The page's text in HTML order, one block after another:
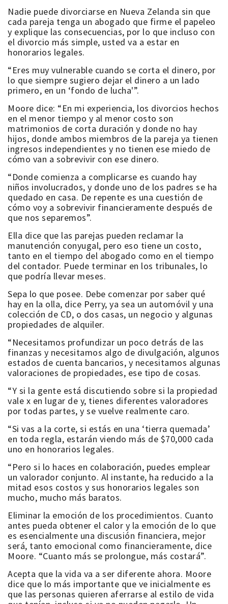
Nadie puede divorciarse en Nueva Zelanda sin que
cada pareja tenga un abogado que firme el papeleo
y explique las consecuencias, por lo que incluso con
el divorcio más simple, usted va a estar en
honorarios legales.
“Eres muy vulnerable cuando se corta el dinero, por
lo que siempre sugiero dejar el dinero a un lado
primero, en un ‘fondo de lucha'”.
Moore dice: “En mi experiencia, los divorcios hechos
en el menor tiempo y al menor costo son
matrimonios de corta duración y donde no hay
hijos, donde ambos miembros de la pareja ya tienen
ingresos independientes y no tienen ese miedo de
cómo van a sobrevivir con ese dinero.
“Donde comienza a complicarse es cuando hay
niños involucrados, y donde uno de los padres se ha
quedado en casa. De repente es una cuestión de
cómo voy a sobrevivir financieramente después de
que nos separemos”.
Ella dice que las parejas pueden reclamar la
manutención conyugal, pero eso tiene un costo,
tanto en el tiempo del abogado como en el tiempo
del contador. Puede terminar en los tribunales, lo
que podría llevar meses.
Sepa lo que posee. Debe comenzar por saber qué
hay en la olla, dice Perry, ya sea un automóvil y una
colección de CD, o dos casas, un negocio y algunas
propiedades de alquiler.
“Necesitamos profundizar un poco detrás de las
finanzas y necesitamos algo de divulgación, algunos
estados de cuenta bancarios, y necesitamos algunas
valoraciones de propiedades, ese tipo de cosas.
“Y si la gente está discutiendo sobre si la propiedad
vale x en lugar de y, tienes diferentes valoradores
por todas partes, y se vuelve realmente caro.
“Si vas a la corte, si estás en una ‘tierra quemada’
en toda regla, estarán viendo más de $70,000 cada
uno en honorarios legales.
“Pero si lo haces en colaboración, puedes emplear
un valorador conjunto. Al instante, ha reducido a la
mitad esos costos y sus honorarios legales son
mucho, mucho más baratos.
Eliminar la emoción de los procedimientos. Cuanto
antes pueda obtener el calor y la emoción de lo que
es esencialmente una discusión financiera, mejor
será, tanto emocional como financieramente, dice
Moore. “Cuanto más se prolongue, más costará”.
Acepta que la vida va a ser diferente ahora. Moore
dice que lo más importante que ve inicialmente es
que las personas quieren aferrarse al estilo de vida